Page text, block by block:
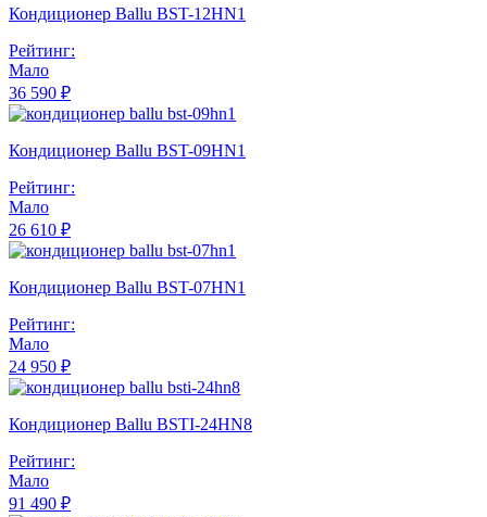
Кондиционер Ballu BST-12HN1
Рейтинг:
Мало
36 590 ₽
Кондиционер Ballu BST-09HN1
Рейтинг:
Мало
26 610 ₽
Кондиционер Ballu BST-07HN1
Рейтинг:
Мало
24 950 ₽
Кондиционер Ballu BSTI-24HN8
Рейтинг:
Мало
91 490 ₽